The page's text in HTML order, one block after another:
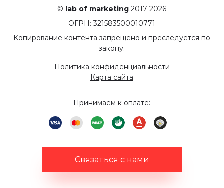
© lab of marketing 2017-2026
ОГРН: 321583500010771
Копирование контента запрещено и преследуется по
закону.
Политика конфиденциальности
Карта сайта
Принимаем к оплате:
Связаться с нами